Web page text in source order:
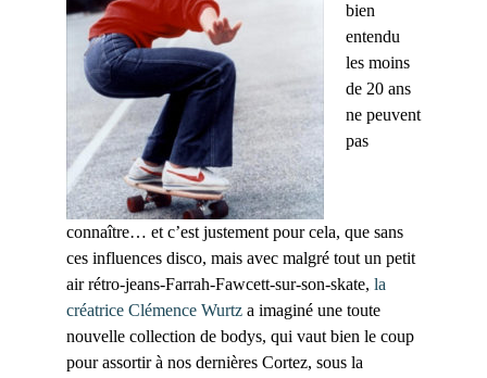
bien
entendu
les moins
de 20 ans
ne peuvent
pas
connaître… et c’est justement pour cela, que sans
ces influences disco, mais avec malgré tout un petit
air rétro-jeans-Farrah-Fawcett-sur-son-skate, la
créatrice Clémence Wurtza imaginé une toute
nouvelle collection de bodys, qui vaut bien le coup
pour assortir à nos dernières Cortez, sous la